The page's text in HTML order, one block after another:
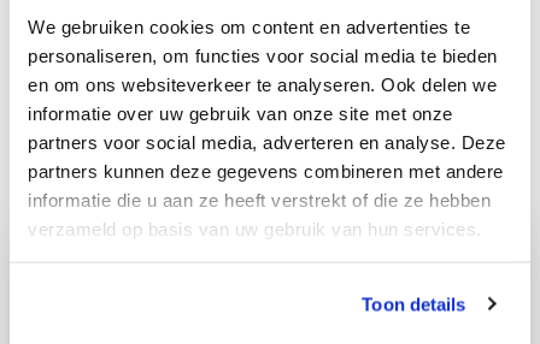
We gebruiken cookies om content en advertenties te
personaliseren, om functies voor social media te bieden
en om ons websiteverkeer te analyseren. Ook delen we
informatie over uw gebruik van onze site met onze
partners voor social media, adverteren en analyse. Deze
partners kunnen deze gegevens combineren met andere
informatie die u aan ze heeft verstrekt of die ze hebben
verzameld op basis van uw gebruik van hun services.
Toon details
Rutevejledning